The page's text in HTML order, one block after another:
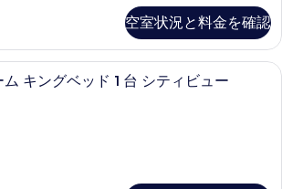
空室状況と料金を確認
Fairmont Gold ルーム キングベッド
キングベッド 1 台 シティビュー